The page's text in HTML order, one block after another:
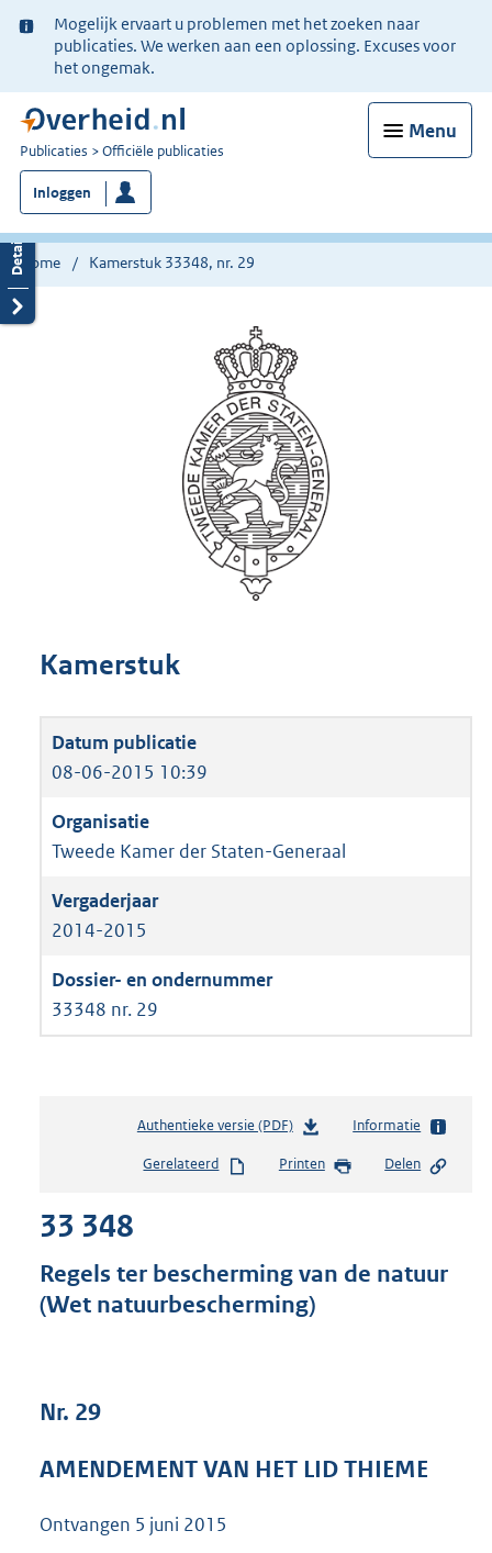
Ter
informatie:
Mogelijk ervaart u problemen met het zoeken naar
publicaties. We werken aan een oplossing. Excuses voor
het ongemak.
Menu
U
bent
nu
hier:
Publicaties Officiële publicaties
Inloggen
Home Kamerstuk 33348, nr. 29
Kamerstuk
08-06-2015 10:39
Tweede Kamer der Staten-Generaal
2014-2015
33348 nr. 29
Authentieke versie (PDF)b
s
s
g
Informatie
Gerelateerd Printen Delen
33 348
Regels ter bescherming van de natuur
(Wet natuurbescherming)
Nr. 29
AMENDEMENT VAN HET LID THIEME
Ontvangen 5 juni 2015